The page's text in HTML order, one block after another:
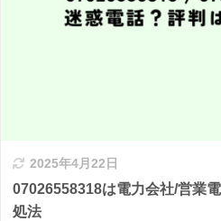
2025年4月22日
07026558318は電力会社/営業
処法